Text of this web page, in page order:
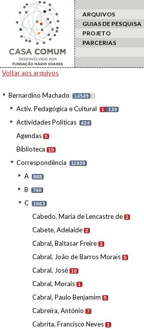
ARQUIVOS
GUIAS DE PESQUISA
PROJETO
PARCERIAS
Voltar aos arquivos
Bernardino Machado 14549 I
Activ. Pedagógica e Cultural 1 139
Actividades Políticas 424
Agendas 5
Biblioteca 15
Correspondência 11939
A 888
B 760
C 1663
Cabedo, Maria de Lencastre de 2
Cabete, Adelaide 2
Cabral, Baltasar Freire 2
Cabral, João de Barros Morais 5
Cabral, José 10
Cabral, Morais 1
Cabral, Paulo Benjamim 5
Cabreira, António 7
Cabrita, Francisco Neves 1